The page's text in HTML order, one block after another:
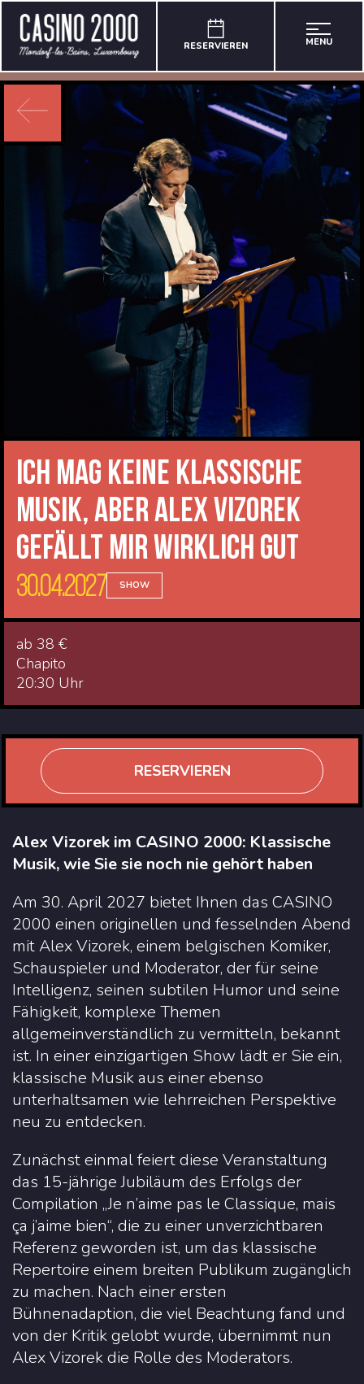
RESERVIEREN MENU
Ich mag keine klassische
Musik, aber Alex Vizorek
gefällt mir wirklich gut
30.04.2027 SHOW
ab 38 €
Chapito
20:30 Uhr
RESERVIEREN
Alex Vizorek im CASINO 2000: Klassische
Musik, wie Sie sie noch nie gehört haben
Am 30. April 2027 bietet Ihnen das CASINO
2000 einen originellen und fesselnden Abend
mit Alex Vizorek, einem belgischen Komiker,
Schauspieler und Moderator, der für seine
Intelligenz, seinen subtilen Humor und seine
Fähigkeit, komplexe Themen
allgemeinverständlich zu vermitteln, bekannt
ist. In einer einzigartigen Show lädt er Sie ein,
klassische Musik aus einer ebenso
unterhaltsamen wie lehrreichen Perspektive
neu zu entdecken.
Zunächst einmal feiert diese Veranstaltung
das 15-jährige Jubiläum des Erfolgs der
Compilation „Je n’aime pas le Classique, mais
ça j’aime bien“, die zu einer unverzichtbaren
Referenz geworden ist, um das klassische
Repertoire einem breiten Publikum zugänglich
zu machen. Nach einer ersten
Bühnenadaption, die viel Beachtung fand und
von der Kritik gelobt wurde, übernimmt nun
Alex Vizorek die Rolle des Moderators.